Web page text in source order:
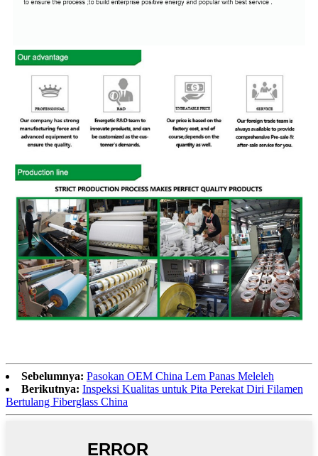
Sebelumnya: Pasokan OEM China Lem Panas Meleleh
Berikutnya: Inspeksi Kualitas untuk Pita Perekat Diri Filamen
Bertulang Fiberglass China